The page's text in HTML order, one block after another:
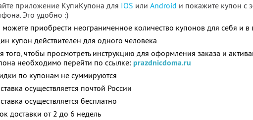
приложение КупиКупона для IOS или Android и покажите купон с
Это удобно :)
приобрести неограниченное количество купонов для себя и в
купон действителен для одного человека
того, чтобы просмотреть инструкцию для оформления заказа и
необходимо перейти по ссылке: prazdnicdoma.ru
по купонам не суммируются
осуществляется почтой России
осуществляется бесплатно
доставки от 2 до 6 недель